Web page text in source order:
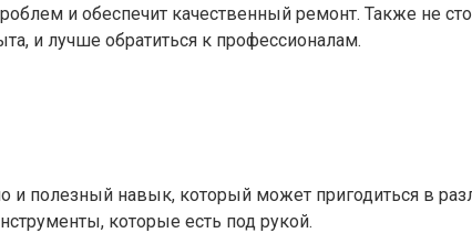
и обеспечит качественный ремонт. Также не
и лучше обратиться к профессионалам.
полезный навык, который может пригодиться в
которые есть под рукой.